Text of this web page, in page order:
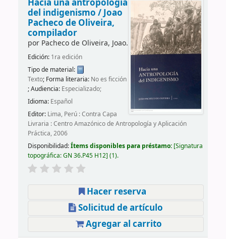
Hacia una antropología
del indigenismo /Joao
Pacheco de Oliveira,
compilador
por Pacheco de Oliveira, Joao.
Edición: 1ra edición
Tipo de material:
Texto; Forma literaria: No es ficción
; Audiencia: Especializado;
Idioma: Español
Editor: Lima, Perú : Contra Capa
Livraria : Centro Amazónico de Antropología y Aplicación
Práctica, 2006
Disponibilidad:Ítems disponibles para préstamo: Signatura
topográfica:GN 36.P45 H12 (1).
Hacer reserva
Solicitud de artículo
Agregar al carrito